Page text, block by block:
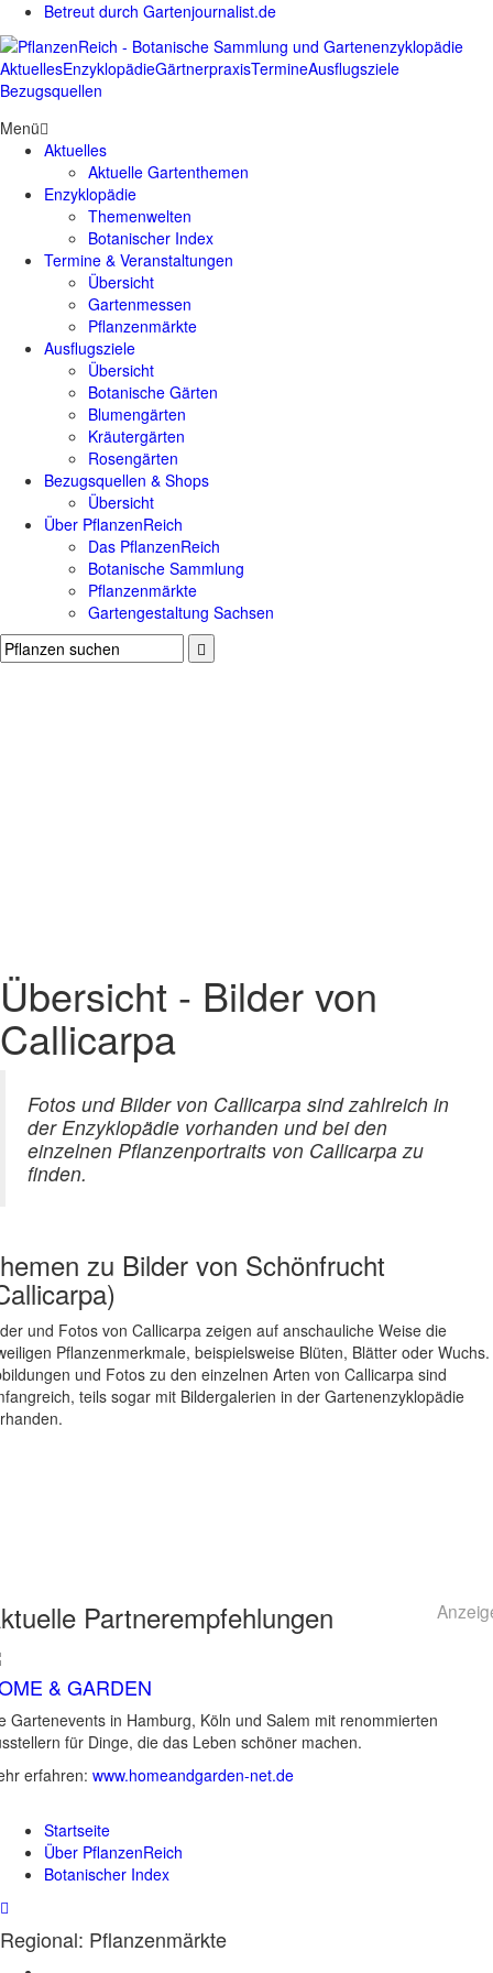
Betreut durch Gartenjournalist.de
AktuellesEnzyklopädieGärtnerpraxisTermineAusflugsziele
Bezugsquellen
Menü
Aktuelles
Aktuelle Gartenthemen
Enzyklopädie
Themenwelten
Botanischer Index
Termine & Veranstaltungen
Übersicht
Gartenmessen
Pflanzenmärkte
Ausflugsziele
Übersicht
Botanische Gärten
Blumengärten
Kräutergärten
Rosengärten
Bezugsquellen & Shops
Übersicht
Über PflanzenReich
Das PflanzenReich
Botanische Sammlung
Pflanzenmärkte
Gartengestaltung Sachsen
Übersicht - Bilder von
Callicarpa
Fotos und Bilder von Callicarpa sind zahlreich in
der Enzyklopädie vorhanden und bei den
einzelnen Pflanzenportraits von Callicarpa zu
finden.
zu Bilder von Schönfrucht
und Fotos von Callicarpa zeigen auf anschauliche Weise die
Pflanzenmerkmale, beispielsweise Blüten, Blätter oder Wuchs.
und Fotos zu den einzelnen Arten von Callicarpa sind
teils sogar mit Bildergalerien in der Gartenenzyklopädie
Partnerempfehlungen
& GARDEN
Gartenevents in Hamburg, Köln und Salem mit renommierten
für Dinge, die das Leben schöner machen.
erfahren: www.homeandgarden-net.de
Startseite
Über PflanzenReich
Botanischer Index
Regional: Pflanzenmärkte